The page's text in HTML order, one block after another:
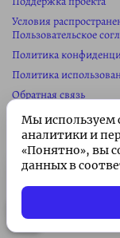
Условия
Пользовательское
Политика
Политика
Обратная связь
Колонка редактора
Реклама на сайте
Карта сайта
Сайт сделан в
Информацияо
Мы используем
аналитики и
«Понятно», вы
данных в